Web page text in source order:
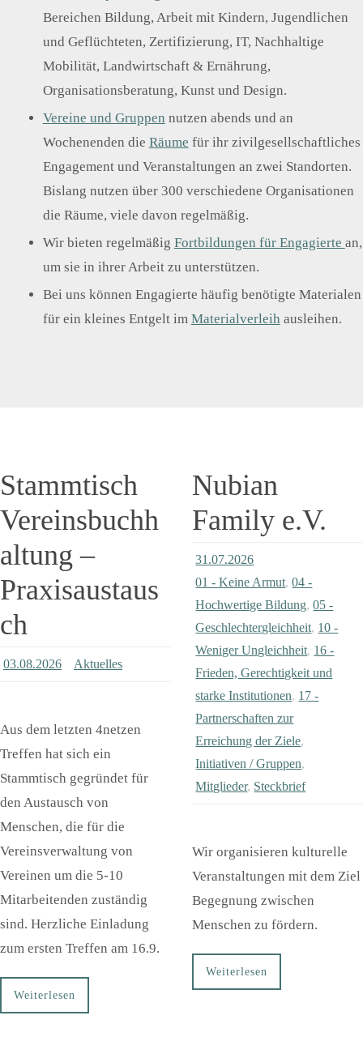
nnen
besp
rech
en
Öffe
ntlic
hkeit
sarb
sam
keit
erhö
hen
Bereichen Bildung, Arbeit mit Kindern, Jugendlichen
und Geflüchteten, Zertifizierung, IT, Nachhaltige
Mobilität, Landwirtschaft & Ernährung,
Organisationsberatung, Kunst und Design.
Vereine und Gruppen nutzen abends und an
Wochenenden die Räume für ihr zivilgesellschaftliches
Engagement und Veranstaltungen an zwei Standorten.
Bislang nutzen über 300 verschiedene Organisationen
die Räume, viele davon regelmäßig.
Wir bieten regelmäßig Fortbildungen für Engagierte an,
um sie in ihrer Arbeit zu unterstützen.
Bei uns können Engagierte häufig benötigte Materialen
für ein kleines Entgelt im Materialverleih ausleihen.
Stammtisch
Vereinsbuchh
altung –
Praxisaustaus
ch
03.08.2026 Aktuelles
Aus dem letzten 4netzen
Treffen hat sich ein
Stammtisch gegründet für
den Austausch von
Menschen, die für die
Vereinsverwaltung von
Vereinen um die 5-10
Mitarbeitenden zuständig
sind. Herzliche Einladung
zum ersten Treffen am 16.9.
Weiterlesen
Nubian
Family e.V.
31.07.2026
01 - Keine Armut,04 -
Hochwertige Bildung,05 -
Geschlechter­gleichheit, 10 -
Weniger Ungleichheit, 16 -
Frieden, Gerechtigkeit und
starke Institutionen, 17 -
Partnerschaften zur
Erreichung der Ziele,
Initiativen / Gruppen,
Mitglieder, Steckbrief
Wir organisieren kulturelle
Veranstaltungen mit dem Ziel
Begegnung zwischen
Menschen zu fördern.
Weiterlesen